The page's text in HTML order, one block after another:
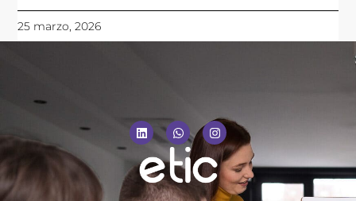
25 marzo, 2026